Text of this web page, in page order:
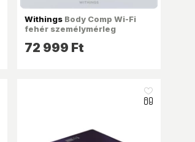
Withings Body Comp Wi-Fi
fehér személymérleg
72 999 Ft
like_16